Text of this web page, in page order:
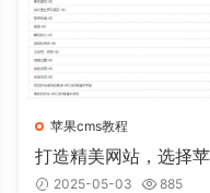
苹果cms教程
打造精美网站，选择
板从容实现
2025-05-03 885